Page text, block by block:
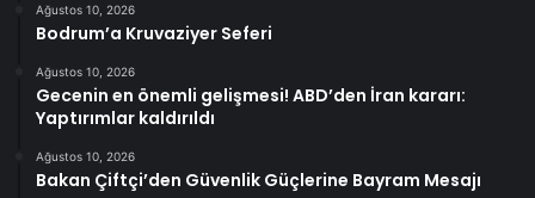
Ağustos 10, 2026
Bodrum’a Kruvaziyer Seferi
Ağustos 10, 2026
Gecenin en önemli gelişmesi! ABD’den İran kararı:
Yaptırımlar kaldırıldı
Ağustos 10, 2026
Bakan Çiftçi’den Güvenlik Güçlerine Bayram Mesajı